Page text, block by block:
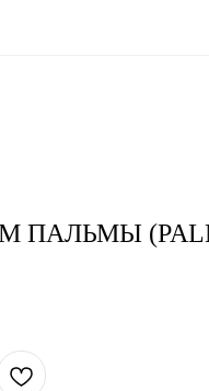
ПАЛЬМЫ